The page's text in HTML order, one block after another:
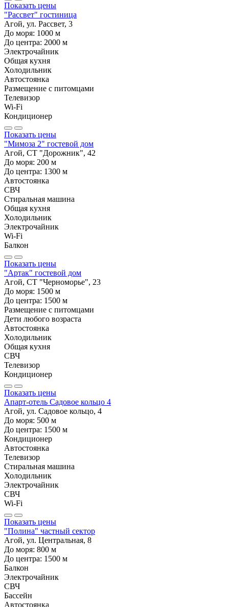
Показать цены
"Рассвет" гостиница
Агой, ул. Рассвет, 3
До моря: 1000 м
До центра: 2000 м
Электрочайник
Общая кухня
Холодильник
Автостоянка
Размещение с питомцами
Телевизор
Wi-Fi
Кондиционер
Показать цены
"Мимоза 2" гостевой дом
Агой, СТ "Дорожник", 42
До моря: 200 м
До центра: 1300 м
Автостоянка
СВЧ
Стиральная машина
Общая кухня
Холодильник
Электрочайник
Wi-Fi
Балкон
Показать цены
"Артак" гостевой дом
Агой, СТ "Черноморье", 23
До моря: 1500 м
До центра: 1500 м
Размещение с питомцами
Дети любого возраста
Автостоянка
Холодильник
Общая кухня
СВЧ
Телевизор
Кондиционер
Показать цены
Апарт-отель Садовое кольцо 4
Агой, ул. Садовое кольцо, 4
До моря: 500 м
До центра: 1500 м
Кондиционер
Автостоянка
Телевизор
Стиральная машина
Холодильник
Электрочайник
СВЧ
Wi-Fi
Показать цены
"Полина" частный сектор
Агой, ул. Центральная, 8
До моря: 800 м
До центра: 1500 м
Балкон
Электрочайник
СВЧ
Бассейн
Автостоянка